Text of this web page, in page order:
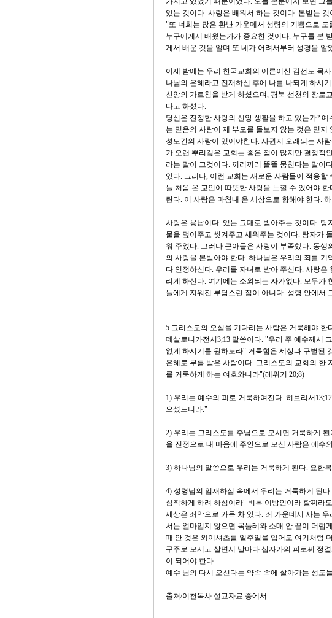
있는 것이다. 사랑은 배워서 하는 것이다. 본받는
"또 너희는 많은 환난 가운데서 성령의 기쁨으로
누구에게서 배웠는가가 중요한 것이다. 누구를 본
게서 배운 것을 알며 또 네가 어려서부터 성경을 알
어제 밤에는 우리 한국교회의 어른이신 김선도 목
나님의 은혜라고 전재하신 후에 나를 나되게 하시
신앙의 가르침을 받게 하셨으며, 평북 선천의 장로
다고 하셨다.
당신은 진정한 사랑의 신앙 생활을 하고 있는가?
는 믿음의 사람이 제 부모를 돌보지 않는 것은 믿
성도간의 사랑이 있어야한다. 사귄지 오래되는 사
가 오랜 뿌리깊은 교회는 좋은 점이 많지만 결정적
라는 말이 그것이다. 끼리끼리 똘똘 뭉친다는 말이
있다. 그러나, 이런 교회는 새로운 사람들이 적응
늘 처음 온 교인이 따뜻한 사랑을 느낄 수 있어야
란다. 이 사랑은 마침내 온 세상으로 향해야 한다.
사랑은 용납이다. 있는 그대로 받아주는 것이다.
물을 덮어주고 씻겨주고 세워주는 것이다. 탕자가
워 주었다. 그러나 큰아들은 사랑이 부족했다. 동
의 사랑을 본받아야 한다. 하나님은 우리의 죄를
다 인정하신다. 우리를 자녀로 받아 주신다. 사랑
리게 하신다. 여기에는 소외되는 자가없다. 모두가
들에게 지워진 부담스런 짐이 아니다. 성령 안에서
5.그리스도의 오심을 기다리는 사람은 거룩해야 한
데살로니가전서3;13 말씀이다. "우리 주 예수께서
없게 하시기를 원하노라" 거룩함은 세상과 구별된
은혜로 부름 받은 사람이다. 그리스도의 교회의 한
를 거룩하게 하는 여호와니라"(레위기 20;8)
1) 우리는 예수의 피로 거룩하여진다. 히브리서
으셨느니라."
2) 우리는 그리스도를 주님으로 모시면 거룩하게
을 진정으로 내 마음에 주인으로 모신 사람은 에수
3) 하나님의 말씀으로 우리는 거룩하게 된다. 요한
4) 성령님의 임재하심 속에서 우리는 거룩하게 된
심직하게 하려 하심이라" 비록 이방인이라 할찌라
세상은 죄악으로 가득 차 있다. 죄 가운데서 사는
서는 얼마입지 않으면 목둘레와 소매 안 끝이 더럽
때 안 것은 와이셔츠를 일주일을 입어도 여기처럼
구주로 모시고 살면서 날마다 십자가의 피로써 정
이 되어야 한다.
예수 님의 다시 오신다는 약속 속에 살아가는 성도
출처/이천목사 설교자료 중에서